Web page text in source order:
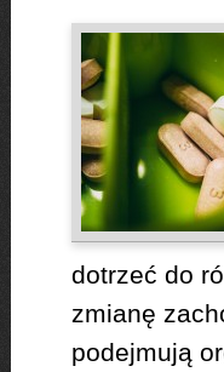
dotrzeć do
zmianę
podejmują